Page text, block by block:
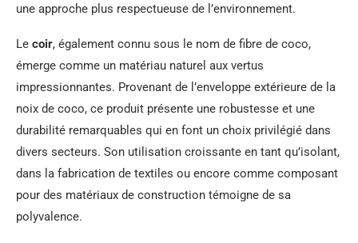
une approche plus respectueuse de l’environnement.
Le coir, également connu sous le nom de fibre de coco,
émerge comme un matériau naturel aux vertus
impressionnantes. Provenant de l’enveloppe extérieure de la
noix de coco, ce produit présente une robustesse et une
durabilité remarquables qui en font un choix privilégié dans
divers secteurs. Son utilisation croissante en tant qu’isolant,
dans la fabrication de textiles ou encore comme composant
pour des matériaux de construction témoigne de sa
polyvalence.